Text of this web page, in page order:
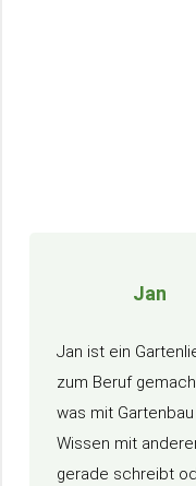
Jan
Jan ist ein
zum Beruf
was mit
Wissen mit
gerade schreibt